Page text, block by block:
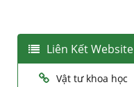
Liên Kết Website
Vật tư khoa học